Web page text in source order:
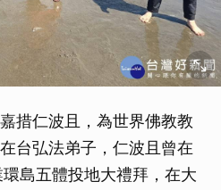
措仁波且，為世界佛教教
台弘法弟子，仁波且曾在
島五體投地大禮拜，在大